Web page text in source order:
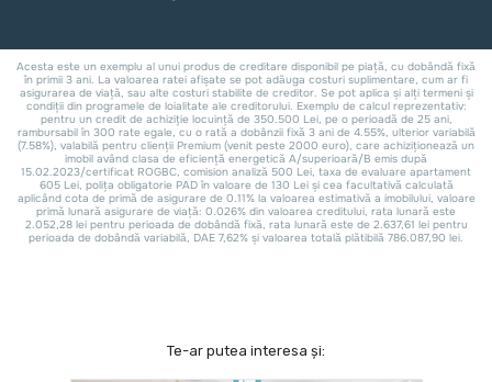
Te-ar putea interesa și: